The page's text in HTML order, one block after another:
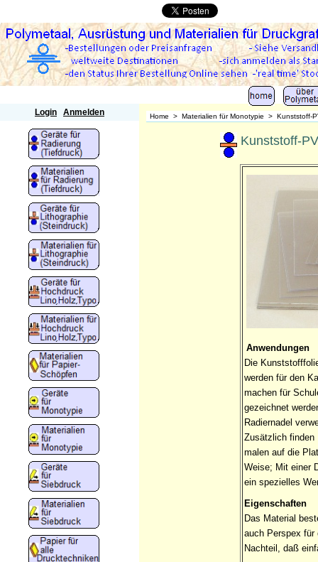
Login Anmelden Home > Materialien für Monotypie > Kunststoff-
Kunststoff-
Anwendungen
Die
werden für den
machen für
gezeichnet
Radiernadel
Zusätzlich finden
malen auf die
Weise; Mit einer
ein spezielles
Eigenschaften
Das Material
auch Perspex für
Nachteil, daß